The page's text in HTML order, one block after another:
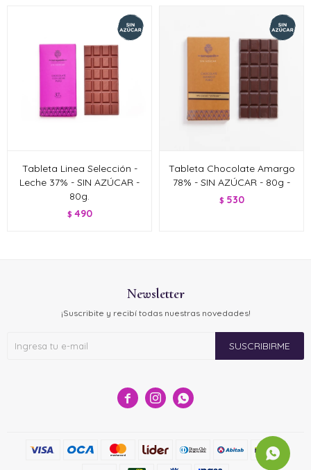
Tableta Linea Selección -
Leche 37% - SIN AZÚCAR -
80g.
$ 490
Tableta Chocolate Amargo
78% - SIN AZÚCAR - 80g -
$ 530
  
Newsletter
¡Suscribite y recibí todas nuestras novedades!
SUSCRIBIRME